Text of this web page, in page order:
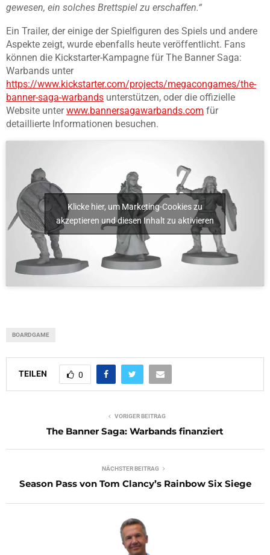
gewesen, ein solches Brettspiel zu erschaffen.“
Ein Trailer, der einige der Spielfiguren des Spiels und andere
Aspekte zeigt, wurde ebenfalls heute veröffentlicht. Fans
können die Kickstarter-Kampagne für The Banner Saga:
Warbands unter
https://www.kickstarter.com/projects/megacongames/the-
banner-saga-warbands unterstützen, oder die offizielle
Website unterwww.bannersagawarbands.com für
detaillierte Informationen besuchen.
Klicke hier, um Marketing-Cookies zu
akzeptieren und diesen Inhalt zu aktivieren
BOARDGAME
TEILEN 0
VORIGER BEITRAG
The Banner Saga: Warbands finanziert
NÄCHSTER BEITRAG
Season Pass von Tom Clancy’s Rainbow Six Siege